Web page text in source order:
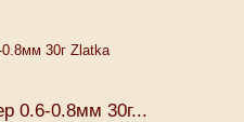
0.6-0.8мм 30г...